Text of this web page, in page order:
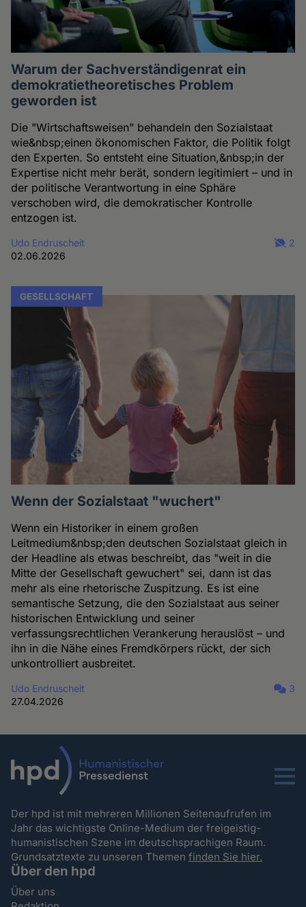
Warum der Sachverständigenrat ein
demokratietheoretisches Problem
geworden ist
Die "Wirtschaftsweisen" behandeln den Sozialstaat
wie&nbsp;einen ökonomischen Faktor, die Politik folgt
den Experten. So entsteht eine Situation,&nbsp;in der
Expertise nicht mehr berät, sondern legitimiert – und in
der politische Verantwortung in eine Sphäre
verschoben wird, die demokratischer Kontrolle
entzogen ist.
Udo Endruscheit
02.06.2026
2
GESELLSCHAFT
Wenn der Sozialstaat "wuchert"
Wenn ein Historiker in einem großen
Leitmedium&nbsp;den deutschen Sozialstaat gleich in
der Headline als etwas beschreibt, das "weit in die
Mitte der Gesellschaft gewuchert" sei, dann ist das
mehr als eine rhetorische Zuspitzung. Es ist eine
semantische Setzung, die den Sozialstaat aus seiner
historischen Entwicklung und seiner
verfassungsrechtlichen Verankerung herauslöst – und
ihn in die Nähe eines Fremdkörpers rückt, der sich
unkontrolliert ausbreitet.
Udo Endruscheit
27.04.2026
3
Menu
Der hpd ist mit mehreren Millionen Seitenaufrufen im
Jahr das wichtigste Online-Medium der freigeistig-
humanistischen Szene im deutschsprachigen Raum.
Grundsatztexte zu unseren Themenfinden Sie hier.
Über den hpd
Über uns